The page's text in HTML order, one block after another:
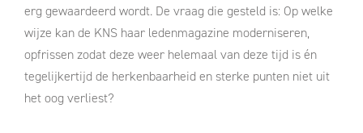
erg gewaardeerd wordt. De vraag die gesteld is: Op welke
wijze kan de KNS haar ledenmagazine moderniseren,
opfrissen zodat deze weer helemaal van deze tijd is én
tegelijkertijd de herkenbaarheid en sterke punten niet uit
het oog verliest?